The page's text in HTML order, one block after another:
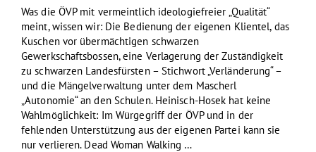
Was die ÖVP mit vermeintlich ideologiefreier „Qualität“
meint, wissen wir: Die Bedienung der eigenen Klientel, das
Kuschen vor übermächtigen schwarzen
Gewerkschaftsbossen, eine Verlagerung der Zuständigkeit
zu schwarzen Landesfürsten – Stichwort „Verländerung“ –
und die Mängelverwaltung unter dem Mascherl
„Autonomie“ an den Schulen. Heinisch-Hosek hat keine
Wahlmöglichkeit: Im Würgegriff der ÖVP und in der
fehlenden Unterstützung aus der eigenen Partei kann sie
nur verlieren. Dead Woman Walking …